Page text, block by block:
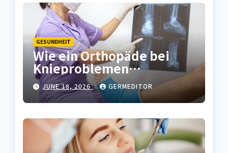
GESUNDHEIT
Wie ein Orthopäde bei
Knieproblemen
langfristige Lösungen
bietet
JUNE 18, 2026 GERMEDITOR